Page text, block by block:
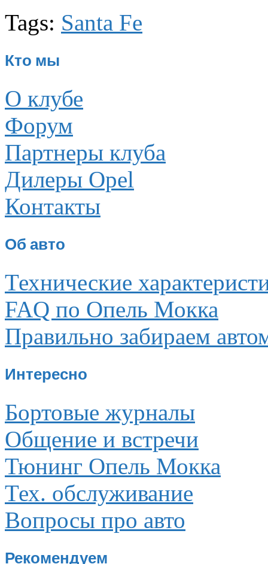
Tags: Santa Fe
Кто мы
О клубе
Форум
Партнеры клуба
Дилеры Opel
Контакты
Об авто
Технические
FAQ по Опель Мокка
Правильно забираем
Интересно
Бортовые журналы
Общение и встречи
Тюнинг Опель Мокка
Тех. обслуживание
Вопросы про авто
Рекомендуем